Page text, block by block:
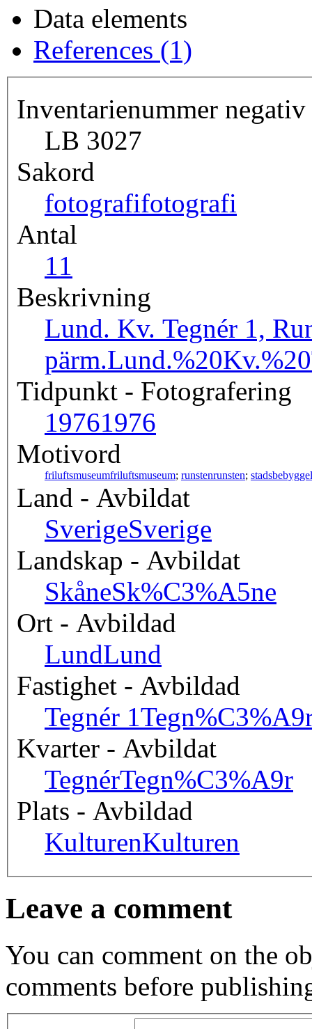
Data elements
References (1)
Inventarienummer negativ
LB 3027
Sakord
fotografifotografi
Antal
11
Beskrivning
Lund. Kv. Tegnér 1,
pärm.
Tidpunkt - Fotografering
19761976
Motivord
friluftsmuseumfriluftsmuseum; runstenrunsten;
Land - Avbildat
SverigeSverige
Landskap - Avbildat
SkåneSk%C3%A5ne
Ort - Avbildad
LundLund
Fastighet - Avbildad
Tegnér 1
Kvarter - Avbildat
TegnérTegn%C3%A9r
Plats - Avbildad
KulturenKulturen
Leave a comment
You can comment on the
comments before